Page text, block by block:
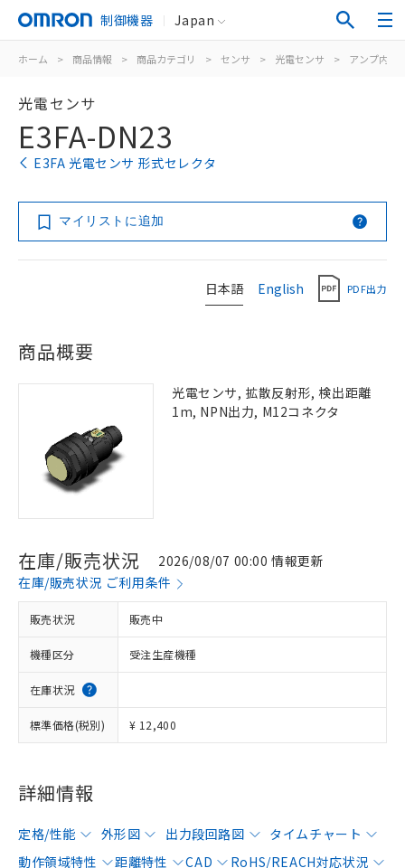
制御機器 Japan
ホーム > 商品情報 > 商品カテゴリ > センサ > 光電センサ > アンプ内蔵
光電センサ
E3FA-DN23
E3FA 光電センサ 形式セレクタ
マイリストに追加
日本語 English PDF出力
商品概要
光電センサ, 拡散反射形, 検出距離
1m, NPN出力, M12コネクタ
在庫/販売状況
2026/08/07 00:00 情報更新
在庫/販売状況 ご利用条件
販売状況 販売中
機種区分 受注生産機種
在庫状況
標準価格(税別) ¥ 12,400
詳細情報
定格/性能 外形図 出力段回路図
タイムチャート
動作領域特性
距離特性 CAD
RoHS/REACH対応状況